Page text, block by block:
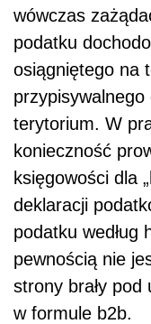
wówczas
podatku
osiągniętego na
przypisywalnego
terytorium. W
konieczność
księgowości dla
deklaracji
podatku według
pewnością nie
strony brały pod
w formule b2b.